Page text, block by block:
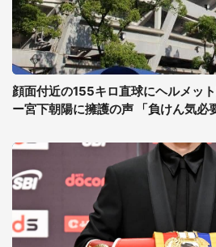
顔面付近の155キロ直球にヘルメッ
ー宮下朝陽に擁護の声 「負けん気必